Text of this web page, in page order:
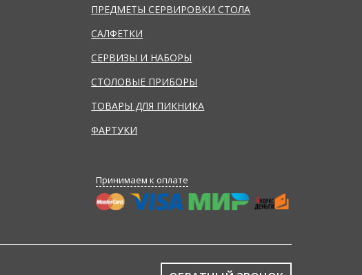
ПРЕДМЕТЫ СЕРВИРОВКИ СТОЛА
САЛФЕТКИ
СЕРВИЗЫ И НАБОРЫ
СТОЛОВЫЕ ПРИБОРЫ
ТОВАРЫ ДЛЯ ПИКНИКА
ФАРТУКИ
Принимаем к оплате